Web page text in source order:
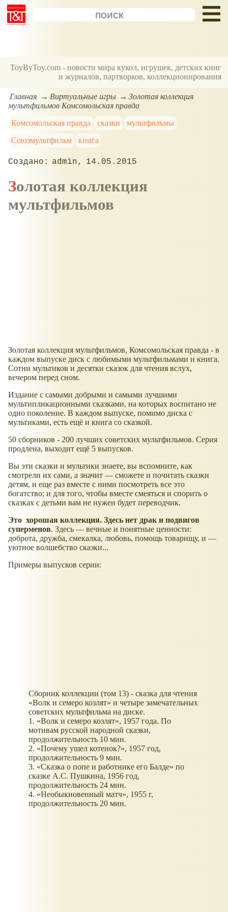
ToyByToy.com - новости мира кукол, игрушек, детских книг
и журналов, партворков, коллекционирования
Главная Виртуальные игры
Золотая коллекция
мультфильмов Комсомольская правда
Комсомольская правда
сказки
мультфильмы
Союзмультфильм
книга
admin 14.05.2015
Золотая коллекция
мультфильмов
Золотая коллекция мультфильмов, Комсомольская правда - в
каждом выпуске диск с любимыми мультфильмами и книга.
Сотни мультиков и десятки сказок для чтения вслух,
вечером перед сном.
Издание с самыми добрыми и самыми лучшими
мультипликационными сказками, на которых воспитано не
одно поколение. В каждом выпуске, помимо диска с
мультиками, есть ещё и книга со сказкой.
50 сборников - 200 лучших советских мультфильмов. Серия
продлена, выходит ещё 5 выпусков.
Вы эти сказки и мультики знаете, вы вспомните, как
смотрели их сами, а значит — сможете и почитать сказки
детям, и еще раз вместе с ними посмотреть все это
богатство; и для того, чтобы вместе смеяться и спорить о
сказках с детьми вам не нужен будет переводчик.
Это хорошая коллекция. Здесь нет драк и подвигов
суперменов. Здесь — вечные и понятные ценности:
доброта, дружба, смекалка, любовь, помощь товарищу, и —
уютное волшебство сказки...
Примеры выпусков серии:
Сборник коллекции (том 13) - сказка для чтения
«Волк и семеро козлят» и четыре замечательных
советских мультфильма на диске.
1. «Волк и семеро козлят», 1957 года. По
мотивам русской народной сказки,
продолжительность 10 мин.
2. «Почему ушел котенок?», 1957 год,
продолжительность 9 мин.
3. «Сказка о попе и работнике его Балде» по
сказке А.С. Пушкина, 1956 год,
продолжительность 24 мин.
4. «Необыкновенный матч», 1955 г,
продолжительность 20 мин.